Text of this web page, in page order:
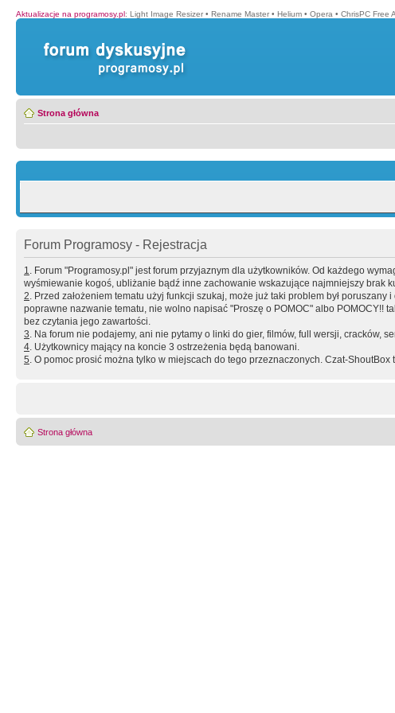
Aktualizacje na programosy.pl: Light Image Resizer • Rename Master • Helium • Opera • ChrisPC Free
Strona główna
Forum Programosy - Rejestracja
1. Forum "Programosy.pl" jest forum przyjaznym dla użytkowników. Od każdego
wyśmiewanie kogoś, ubliżanie bądź inne zachowanie wskazujące najmniejszy brak
2. Przed założeniem tematu użyj funkcji szukaj, może już taki problem był
poprawne nazwanie tematu, nie wolno napisać "Proszę o POMOC" albo POMOCY!!
bez czytania jego zawartości.
3. Na forum nie podajemy, ani nie pytamy o linki do gier, filmów, full wersji, cracków,
4. Użytkownicy mający na koncie 3 ostrzeżenia będą banowani.
5. O pomoc prosić można tylko w miejscach do tego przeznaczonych. Czat-ShoutBox
Strona główna